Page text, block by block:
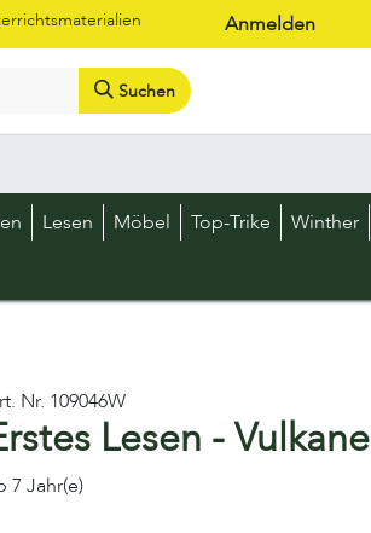
Anmelden
Suchen
Lesen Möbel Top-Trike Winther
Nr. 109046W
Lesen - Vulkane
7 Jahr(e)